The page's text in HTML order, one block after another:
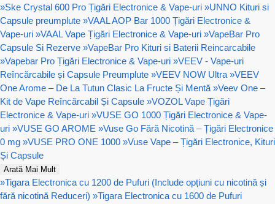
»Ske Crystal 600 Pro Țigări Electronice & Vape-uri »UNNO Kituri si
Capsule preumplute »VAAL AOP Bar 1000 Țigări Electronice &
Vape-uri »VAAL Vape Țigări Electronice & Vape-uri »VapeBar Pro
Capsule Si Rezerve »VapeBar Pro Kituri si Baterii Reincarcabile
»Vapebar Pro Țigări Electronice & Vape-uri »VEEV - Vape-uri
Reîncărcabile și Capsule Preumplute »VEEV NOW Ultra »VEEV
One Arome – De La Tutun Clasic La Fructe Și Mentă »Veev One –
Kit de Vape Reîncărcabil Și Capsule »VOZOL Vape Țigări
Electronice & Vape-uri »VUSE GO 1000 Țigări Electronice & Vape-
uri »VUSE GO AROME »Vuse Go Fără Nicotină – Țigări Electronice
0 mg »VUSE PRO ONE 1000 »Vuse Vape – Țigări Electronice, Kituri
Și Capsule
Arată Mai Mult
»Tigara Electronica cu 1200 de Pufuri (Include opțiuni cu nicotină și
fără nicotină Reduceri) »Tigara Electronica cu 1600 de Pufuri